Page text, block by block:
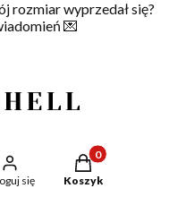
rozmiar wyprzedał się?
💌
się
Produkty w
Koszyk